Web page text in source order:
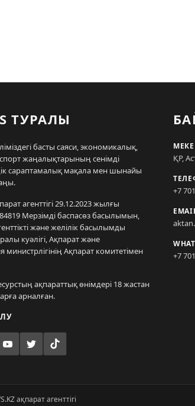
ТУРАЛЫ
басты саяси, экономикалық,
жаңалықтарының сенімді
сараптамалық мақала мен шынайы
агенттігі 29.12.2023 жылғы
Мерзімді баспасөз басылымын,
және желілік басылымды
куәлігі, Ақпарат және
Ақпарат комитетімен
ақпараттық өнімдері 18 жастан
арналған.
ҚР,
+7
+7
ақпарат агенттігі